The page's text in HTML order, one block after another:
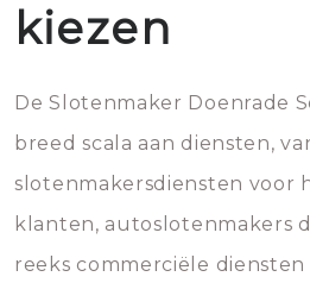
kiezen
De Slotenmaker Doenrade
breed scala aan diensten,
slotenmakersdiensten voor
klanten, autoslotenmakers
reeks commerciële